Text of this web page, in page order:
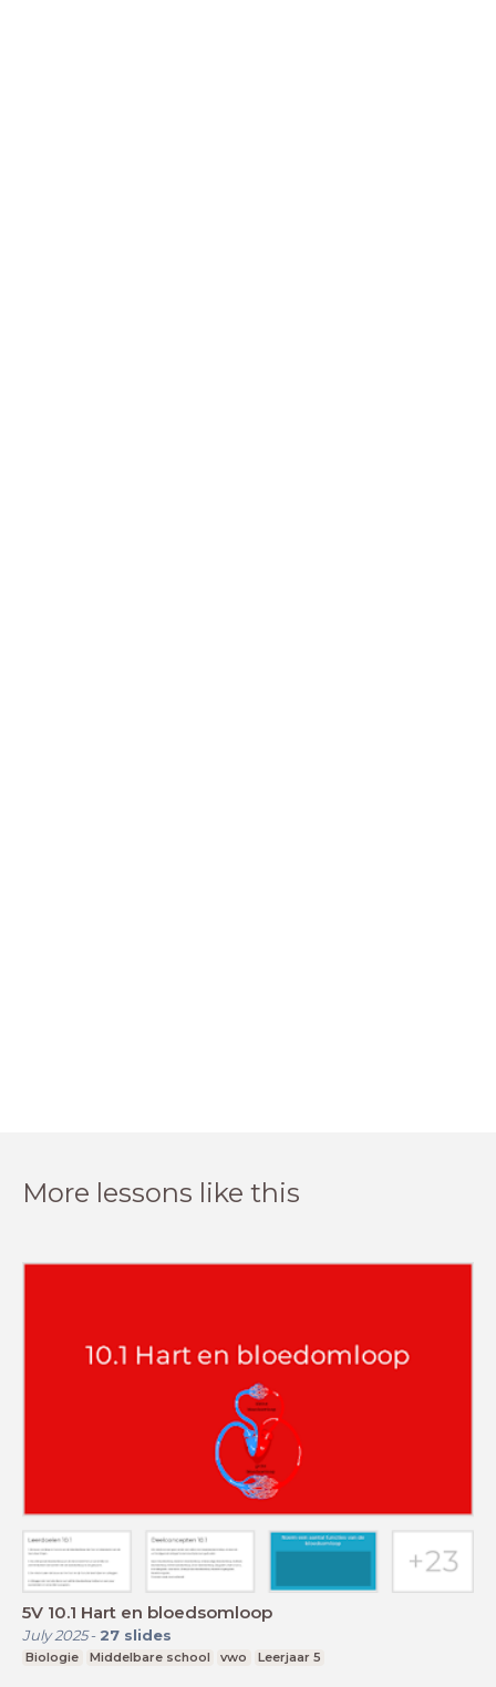
More lessons like this
5V 10.1 Hart en bloedsomloop
July 2025- 27 slides
Biologie Middelbare school vwo Leerjaar 5